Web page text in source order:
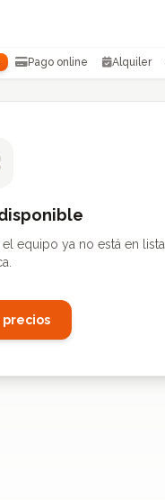
Pago online Alquiler
equipo ya no está en lista
precios